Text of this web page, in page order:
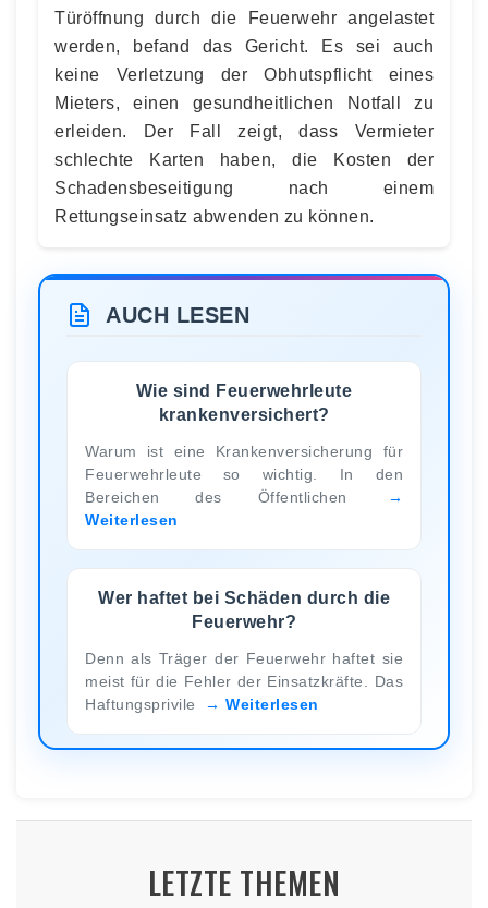
Türöffnung durch die Feuerwehr angelastet
werden, befand das Gericht. Es sei auch
keine Verletzung der Obhutspflicht eines
Mieters, einen gesundheitlichen Notfall zu
erleiden. Der Fall zeigt, dass Vermieter
schlechte Karten haben, die Kosten der
Schadensbeseitigung nach einem
Rettungseinsatz abwenden zu können.
AUCH LESEN
Wie sind Feuerwehrleute
krankenversichert?
Warum ist eine Krankenversicherung für
Feuerwehrleute so wichtig. In den
Bereichen des Öffentlichen
Weiterlesen
Wer haftet bei Schäden durch die
Feuerwehr?
Denn als Träger der Feuerwehr haftet sie
meist für die Fehler der Einsatzkräfte. Das
Haftungsprivile
Weiterlesen
LETZTE THEMEN